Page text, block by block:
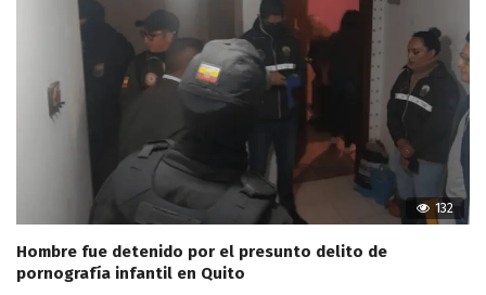
132
Hombre fue detenido por el presunto delito de
pornografía infantil en Quito